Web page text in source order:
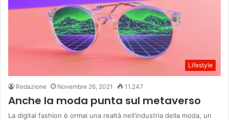
Lifestyle
Redazione Novembre 26, 2021 11.247
Anche la moda punta sul metaverso
La digital fashion è ormai una realtà nell’industria della moda, un